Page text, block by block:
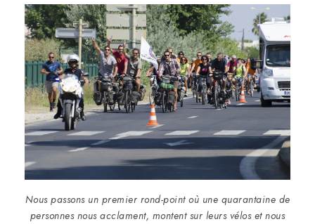
Nous passons un premier rond-point où une quarantaine de
personnes nous acclament, montent sur leurs vélos et nous